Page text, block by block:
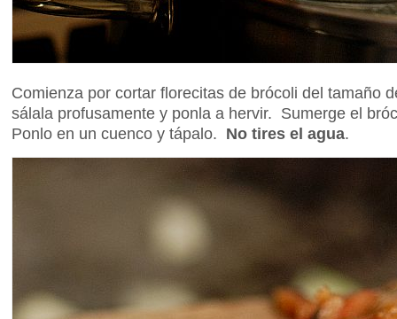
Comienza por cortar florecitas de brócoli del
sálala profusamente y ponla a hervir. Sumerge el
Ponlo en un cuenco y tápalo. No tires el agua.